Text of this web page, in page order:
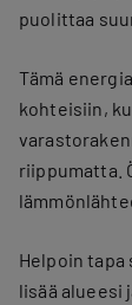
puolittaa
Tämä
kohteisiin,
riippumatta.
Helpoin tapa
lisää alueesi